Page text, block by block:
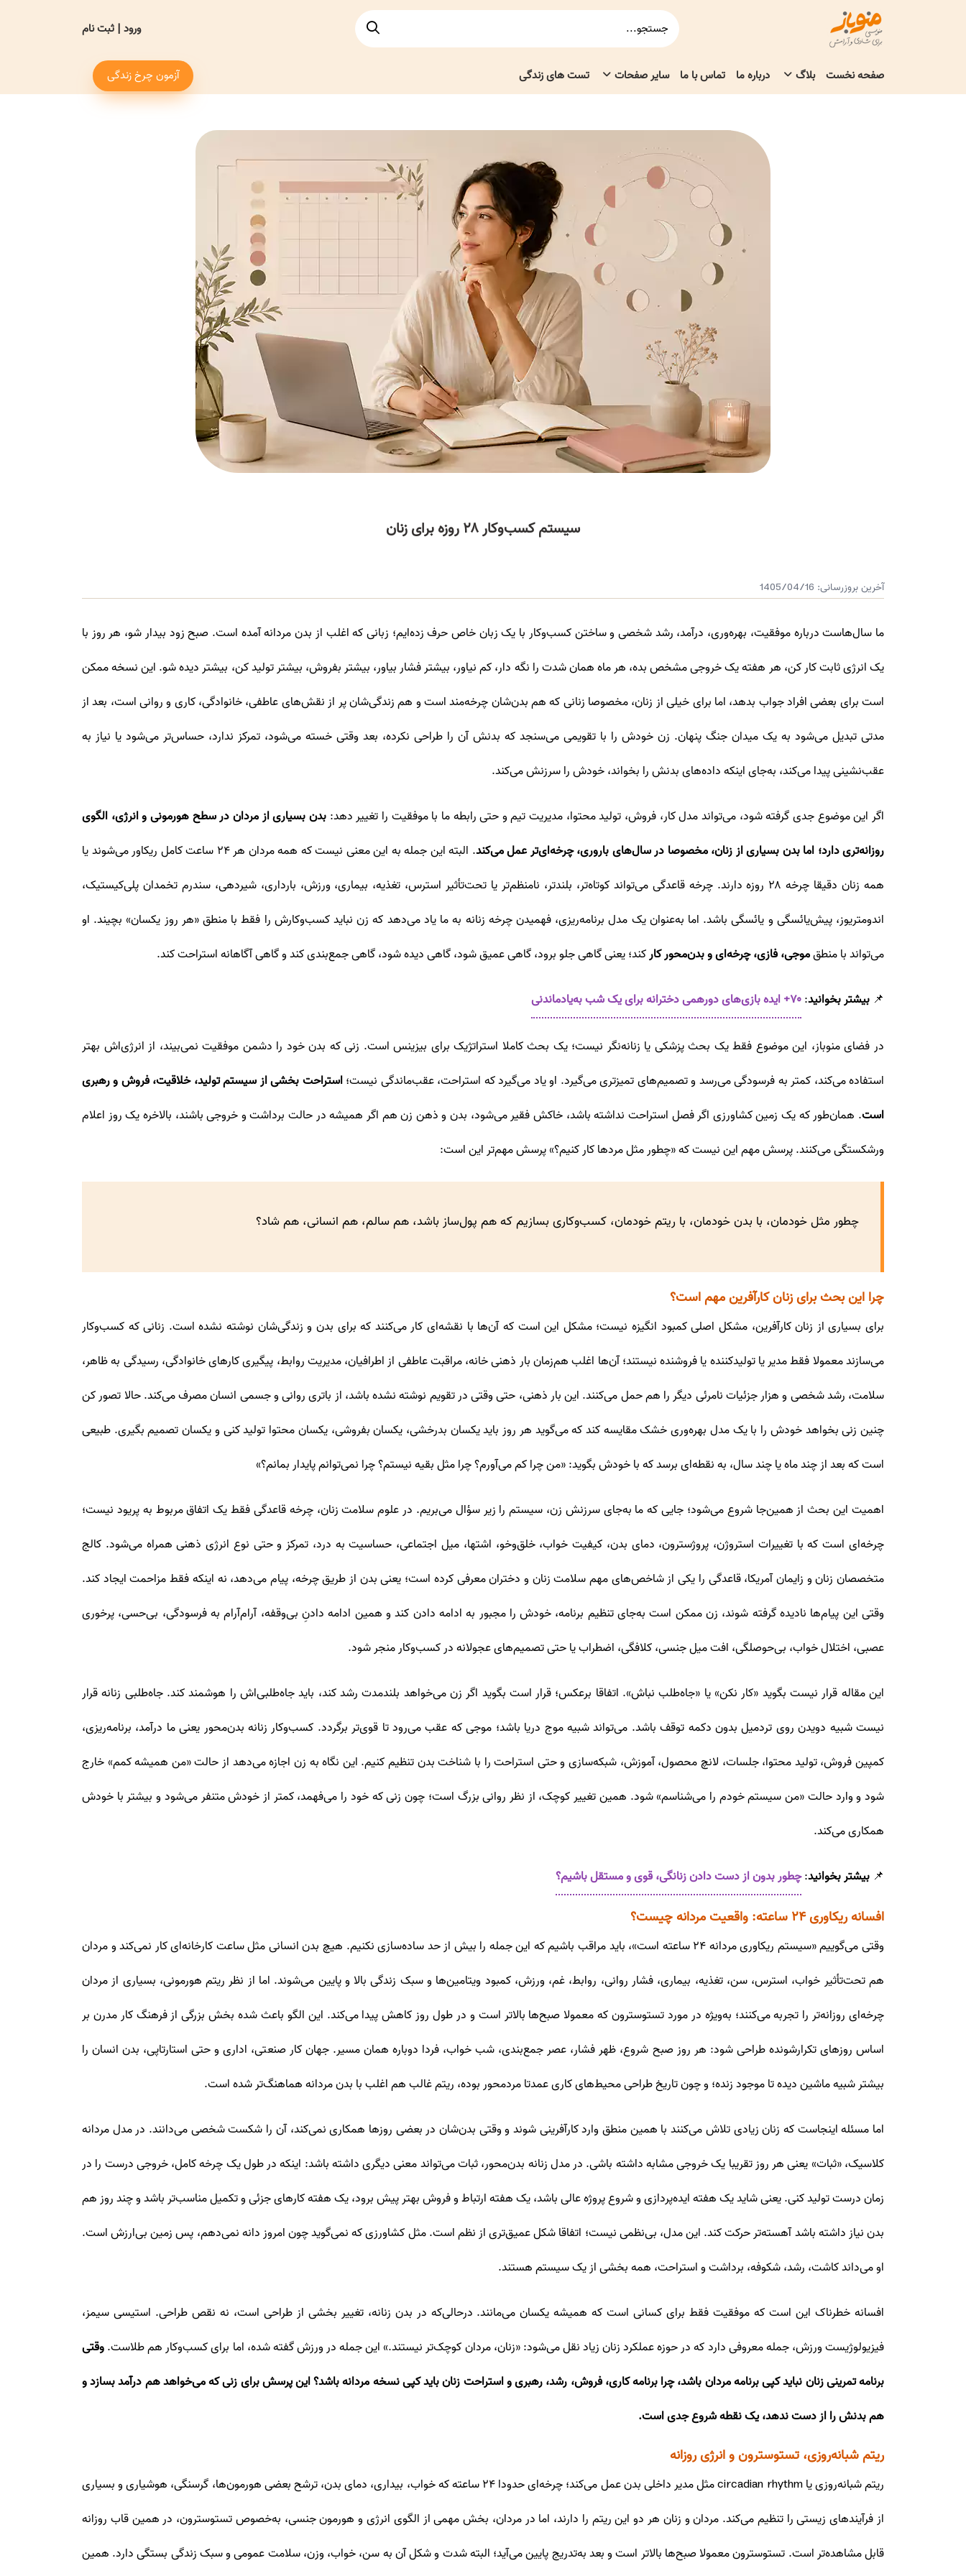
ورود | ثبت نام
صفحه نخست بلاگ درباره ما تماس با ما سایر صفحات تست های زندگی آزمون چرخ زندگی
سیستم کسب‌وکار ۲۸ روزه برای زنان
آخرین بروزرسانی: 1405/04/16
ما سال‌هاست درباره موفقیت، بهره‌وری، درآمد، رشد شخصی و ساختن کسب‌وکار با یک زبان خاص حرف زده‌ایم؛ زبانی که اغلب از بدن مردانه آمده است. صبح زود بیدار شو، هر روز با
یک انرژی ثابت کار کن، هر هفته یک خروجی مشخص بده، هر ماه همان شدت را نگه دار، کم نیاور، بیشتر فشار بیاور، بیشتر بفروش، بیشتر تولید کن، بیشتر دیده شو. این نسخه ممکن
است برای بعضی افراد جواب بدهد، اما برای خیلی از زنان، مخصوصا زنانی که هم بدن‌شان چرخه‌مند است و هم زندگی‌شان پر از نقش‌های عاطفی، خانوادگی، کاری و روانی است، بعد از
مدتی تبدیل می‌شود به یک میدان جنگ پنهان. زن خودش را با تقویمی می‌سنجد که بدنش آن را طراحی نکرده، بعد وقتی خسته می‌شود، تمرکز ندارد، حساس‌تر می‌شود یا نیاز به
عقب‌نشینی پیدا می‌کند، به‌جای اینکه داده‌های بدنش را بخواند، خودش را سرزنش می‌کند.
اگر این موضوع جدی گرفته شود، می‌تواند مدل کار، فروش، تولید محتوا، مدیریت تیم و حتی رابطه ما با موفقیت را تغییر دهد:بدن بسیاری از مردان در سطح هورمونی و انرژی، الگوی
روزانه‌تری دارد؛ اما بدن بسیاری از زنان، مخصوصا در سال‌های باروری، چرخه‌ای‌تر عمل می‌کند
. البته این جمله به این معنی نیست که همه مردان هر ۲۴ ساعت کامل ریکاور می‌شوند یا
همه زنان دقیقا چرخه ۲۸ روزه دارند. چرخه قاعدگی می‌تواند کوتاه‌تر، بلندتر، نامنظم‌تر یا تحت‌تأثیر استرس، تغذیه، بیماری، ورزش، بارداری، شیردهی، سندرم تخمدان پلی‌کیستیک،
اندومتریوز، پیش‌یائسگی و یائسگی باشد. اما به‌عنوان یک مدل برنامه‌ریزی، فهمیدن چرخه زنانه به ما یاد می‌دهد که زن نباید کسب‌وکارش را فقط با منطق «هر روز یکسان» بچیند. او
می‌تواند با منطقموجی، فازی، چرخه‌ای و بدن‌محور کارکند؛ یعنی گاهی جلو برود، گاهی عمیق شود، گاهی دیده شود، گاهی جمع‌بندی کند و گاهی آگاهانه استراحت کند.
📌 بیشتر بخوانید:۷۰+ ایده بازی‌های دورهمی دخترانه برای یک شب به‌یادماندنی
در فضای منوباز، این موضوع فقط یک بحث پزشکی یا زنانه‌نگر نیست؛ یک بحث کاملا استراتژیک برای بیزینس است. زنی که بدن خود را دشمن موفقیت نمی‌بیند، از انرژی‌اش بهتر
استفاده می‌کند، کمتر به فرسودگی می‌رسد و تصمیم‌های تمیزتری می‌گیرد. او یاد می‌گیرد که استراحت، عقب‌ماندگی نیست؛استراحت بخشی از سیستم تولید، خلاقیت، فروش و رهبری
است. همان‌طور که یک زمین کشاورزی اگر فصل استراحت نداشته باشد، خاکش فقیر می‌شود، بدن و ذهن زن هم اگر همیشه در حالت برداشت و خروجی باشند، بالاخره یک روز اعلام
ورشکستگی می‌کنند. پرسش مهم این نیست که «چطور مثل مردها کار کنیم؟» پرسش مهم‌تر این است:
چطور مثل خودمان، با بدن خودمان، با ریتم خودمان، کسب‌وکاری بسازیم که هم پول‌ساز باشد، هم سالم، هم انسانی، هم شاد؟
چرا این بحث برای زنان کارآفرین مهم است؟
برای بسیاری از زنان کارآفرین، مشکل اصلی کمبود انگیزه نیست؛ مشکل این است که آن‌ها با نقشه‌ای کار می‌کنند که برای بدن و زندگی‌شان نوشته نشده است. زنانی که کسب‌وکار
می‌سازند معمولا فقط مدیر یا تولیدکننده یا فروشنده نیستند؛ آن‌ها اغلب هم‌زمان بار ذهنی خانه، مراقبت عاطفی از اطرافیان، مدیریت روابط، پیگیری کارهای خانوادگی، رسیدگی به ظاهر،
سلامت، رشد شخصی و هزار جزئیات نامرئی دیگر را هم حمل می‌کنند. این بار ذهنی، حتی وقتی در تقویم نوشته نشده باشد، از باتری روانی و جسمی انسان مصرف می‌کند. حالا تصور کن
چنین زنی بخواهد خودش را با یک مدل بهره‌وری خشک مقایسه کند که می‌گوید هر روز باید یکسان بدرخشی، یکسان بفروشی، یکسان محتوا تولید کنی و یکسان تصمیم بگیری. طبیعی
است که بعد از چند ماه یا چند سال، به نقطه‌ای برسد که با خودش بگوید: «من چرا کم می‌آورم؟ چرا مثل بقیه نیستم؟ چرا نمی‌توانم پایدار بمانم؟»
اهمیت این بحث از همین‌جا شروع می‌شود؛ جایی که ما به‌جای سرزنش زن، سیستم را زیر سؤال می‌بریم. در علوم سلامت زنان، چرخه قاعدگی فقط یک اتفاق مربوط به پریود نیست؛
چرخه‌ای است که با تغییرات استروژن، پروژسترون، دمای بدن، کیفیت خواب، خلق‌وخو، اشتها، میل اجتماعی، حساسیت به درد، تمرکز و حتی نوع انرژی ذهنی همراه می‌شود. کالج
متخصصان زنان و زایمان آمریکا، قاعدگی را یکی از شاخص‌های مهم سلامت زنان و دختران معرفی کرده است؛ یعنی بدن از طریق چرخه، پیام می‌دهد، نه اینکه فقط مزاحمت ایجاد کند.
وقتی این پیام‌ها نادیده گرفته شوند، زن ممکن است به‌جای تنظیم برنامه، خودش را مجبور به ادامه دادن کند و همین ادامه دادنِ بی‌وقفه، آرام‌آرام به فرسودگی، بی‌حسی، پرخوری
عصبی، اختلال خواب، بی‌حوصلگی، افت میل جنسی، کلافگی، اضطراب یا حتی تصمیم‌های عجولانه در کسب‌وکار منجر شود.
این مقاله قرار نیست بگوید «کار نکن» یا «جاه‌طلب نباش». اتفاقا برعکس؛ قرار است بگوید اگر زن می‌خواهد بلندمدت رشد کند، باید جاه‌طلبی‌اش را هوشمند کند. جاه‌طلبی زنانه قرار
نیست شبیه دویدن روی تردمیل بدون دکمه توقف باشد. می‌تواند شبیه موج دریا باشد؛ موجی که عقب می‌رود تا قوی‌تر برگردد. کسب‌وکار زنانه بدن‌محور یعنی ما درآمد، برنامه‌ریزی،
کمپین فروش، تولید محتوا، جلسات، لانچ محصول، آموزش، شبکه‌سازی و حتی استراحت را با شناخت بدن تنظیم کنیم. این نگاه به زن اجازه می‌دهد از حالت «من همیشه کمم» خارج
شود و وارد حالت «من سیستم خودم را می‌شناسم» شود. همین تغییر کوچک، از نظر روانی بزرگ است؛ چون زنی که خود را می‌فهمد، کمتر از خودش متنفر می‌شود و بیشتر با خودش
همکاری می‌کند.
📌 بیشتر بخوانید:چطور بدون از دست دادن زنانگی، قوی و مستقل باشیم؟
افسانه ریکاوری ۲۴ ساعته: واقعیت مردانه چیست؟
وقتی می‌گوییم «سیستم ریکاوری مردانه ۲۴ ساعته است»، باید مراقب باشیم که این جمله را بیش از حد ساده‌سازی نکنیم. هیچ بدن انسانی مثل ساعت کارخانه‌ای کار نمی‌کند و مردان
هم تحت‌تأثیر خواب، استرس، سن، تغذیه، بیماری، فشار روانی، روابط، غم، ورزش، کمبود ویتامین‌ها و سبک زندگی بالا و پایین می‌شوند. اما از نظر ریتم هورمونی، بسیاری از مردان
چرخه‌ای روزانه‌تر را تجربه می‌کنند؛ به‌ویژه در مورد تستوسترون که معمولا صبح‌ها بالاتر است و در طول روز کاهش پیدا می‌کند. این الگو باعث شده بخش بزرگی از فرهنگ کار مدرن بر
اساس روزهای تکرارشونده طراحی شود: هر روز صبح شروع، ظهر فشار، عصر جمع‌بندی، شب خواب، فردا دوباره همان مسیر. جهان کار صنعتی، اداری و حتی استارتاپی، بدن انسان را
بیشتر شبیه ماشین دیده تا موجود زنده؛ و چون تاریخ طراحی محیط‌های کاری عمدتا مردمحور بوده، ریتم غالب هم اغلب با بدن مردانه هماهنگ‌تر شده است.
اما مسئله اینجاست که زنان زیادی تلاش می‌کنند با همین منطق وارد کارآفرینی شوند و وقتی بدن‌شان در بعضی روزها همکاری نمی‌کند، آن را شکست شخصی می‌دانند. در مدل مردانه
کلاسیک، «ثبات» یعنی هر روز تقریبا یک خروجی مشابه داشته باشی. در مدل زنانه بدن‌محور، ثبات می‌تواند معنی دیگری داشته باشد: اینکه در طول یک چرخه کامل، خروجی درست را در
زمان درست تولید کنی. یعنی شاید یک هفته ایده‌پردازی و شروع پروژه عالی باشد، یک هفته ارتباط و فروش بهتر پیش برود، یک هفته کارهای جزئی و تکمیل مناسب‌تر باشد و چند روز هم
بدن نیاز داشته باشد آهسته‌تر حرکت کند. این مدل، بی‌نظمی نیست؛ اتفاقا شکل عمیق‌تری از نظم است. مثل کشاورزی که نمی‌گوید چون امروز دانه نمی‌دهم، پس زمین بی‌ارزش است.
او می‌داند کاشت، رشد، شکوفه، برداشت و استراحت، همه بخشی از یک سیستم هستند.
افسانه خطرناک این است که موفقیت فقط برای کسانی است که همیشه یکسان می‌مانند. درحالی‌که در بدن زنانه، تغییر بخشی از طراحی است، نه نقص طراحی. استیسی سیمز،
فیزیولوژیست ورزش، جمله معروفی دارد که در حوزه عملکرد زنان زیاد نقل می‌شود: «زنان، مردان کوچک‌تر نیستند.» این جمله در ورزش گفته شده، اما برای کسب‌وکار هم طلاست.وقتی
برنامه تمرینی زنان نباید کپی برنامه مردان باشد، چرا برنامه کاری، فروش، رشد، رهبری و استراحت زنان باید کپی نسخه مردانه باشد؟ این پرسش برای زنی که می‌خواهد هم درآمد بسازد و
هم بدنش را از دست ندهد، یک نقطه شروع جدی است.
ریتم شبانه‌روزی، تستوسترون و انرژی روزانه
ریتم شبانه‌روزی یا circadian rhythm مثل مدیر داخلی بدن عمل می‌کند؛ چرخه‌ای حدودا ۲۴ ساعته که خواب، بیداری، دمای بدن، ترشح بعضی هورمون‌ها، گرسنگی، هوشیاری و بسیاری
از فرآیندهای زیستی را تنظیم می‌کند. مردان و زنان هر دو این ریتم را دارند، اما در مردان، بخش مهمی از الگوی انرژی و هورمون جنسی، به‌خصوص تستوسترون، در همین قاب روزانه
قابل مشاهده‌تر است. تستوسترون معمولا صبح‌ها بالاتر است و بعد به‌تدریج پایین می‌آید؛ البته شدت و شکل آن به سن، خواب، وزن، سلامت عمومی و سبک زندگی بستگی دارد. همین